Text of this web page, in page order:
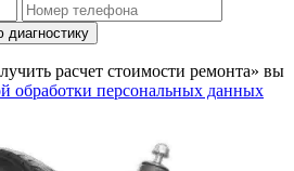
диагностику
расчет стоимости ремонта» вы
обработки персональных данных